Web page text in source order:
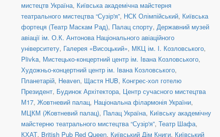
мистецтв Україна, Київська академічна майстерня
театрального мистецтва “Сузір'я”, НСК Олімпійський, Київська
фортеця (Театр Маскам Рад), Палац спорту, Державний музей
авіації ім. О.К. Антонова Національного авіаційного
університету, Галерея «Висоцький», МКЦ ім. І. Козловського,
Plivka, Мистецько-концертний центр ім. Івана Козловського,
Художньо-концертний центр ім. Івана Козловського,
Планетарій, Heaven, Щастя HUB, Конгрес-хол готелю
Президент, Будинок Архітектора, Центр сучасного мистецтва
М17, Жовтневий палац, Національна філармонія України,
МЦКМ (Жовтневий палац), Палац Україна, Київську академічну
майстерню театрального мистецтва “Сузір'я”, Театр Шафа,
КХАТ, British Pub Red Queen, Київський Дім Книги, Київський